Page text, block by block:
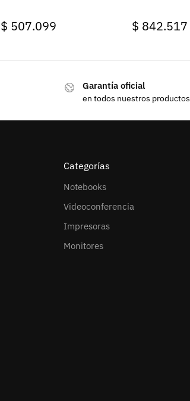
$ 507.099 $ 842.517
Garantía oficial
en todos nuestros productos
Categorías
Notebooks
Videoconferencia
Impresoras
Monitores